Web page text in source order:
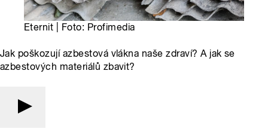
Eternit | Foto: Profimedia
Jak poškozují azbestová vlákna naše zdraví? A jak se
azbestových materiálů zbavit?